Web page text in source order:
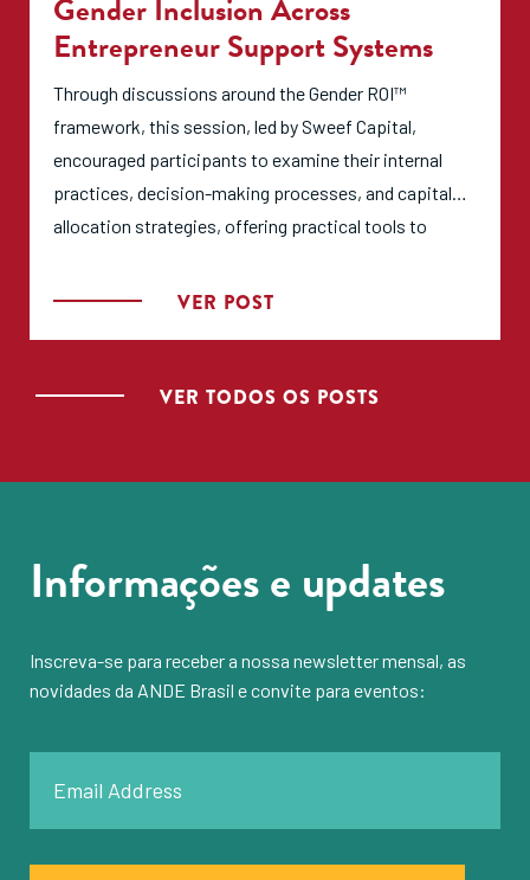
VER TODOS OS POSTS
Gender Inclusion Across
Entrepreneur Support Systems
Through discussions around the Gender ROI™
framework, this session, led by Sweef Capital,
encouraged participants to examine their internal
practices, decision-making processes, and capital
allocation strategies, offering practical tools to
VER POST
Informações e updates
Inscreva-se para receber a nossa newsletter mensal, as
novidades da ANDE Brasil e convite para eventos: